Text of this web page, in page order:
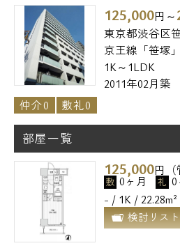
125,000円～
東京都渋谷区
京王線「笹塚
1K～1LDK
2011年02月築
仲介0
敷礼0
部屋一覧
125,000円（
敷 0ヶ月 礼 0
- / 1K / 22.28m²
検討リス